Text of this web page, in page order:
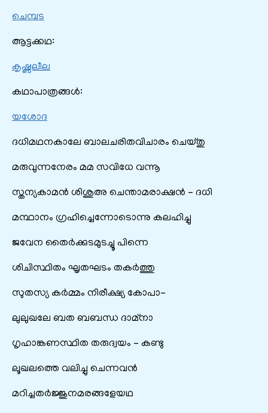
ചെമ്പട
ആട്ടക്കഥ:
കൃഷ്ണലീല
കഥാപാത്രങ്ങൾ:
യശോദ
ദധിമഥനകാലേ ബാലചരിതവിചാരം ചെയ്തു
മരുവുന്നനേരം മമ സവിധേ വന്നൂ
സ്തന്യകാമൻ ശിശുഅ ചെന്താമരാക്ഷൻ – ദധി
മന്ഥാനം ഗ്രഹിച്ചെന്നോടൊന്നു കലഹിച്ചു
ജവേന തൈർക്കുടമുടച്ചൂ പിന്നെ
ശിചിസ്ഥിതം ഘൃതഘടം തകർത്തു
സുതസ്യ കർമ്മം നിരീക്ഷ്യ കോപാ-
ലുലുഖലേ ബത ബബന്ധ ദാമ്നാ
ഗൃഹാങ്കണസ്ഥിത തരുദ്വയം – കണ്ടു
ലൂഖലത്തെ വലിച്ചു ചെന്നവൻ
മറിച്ചതർജ്ജുനമരങ്ങളേയഥ